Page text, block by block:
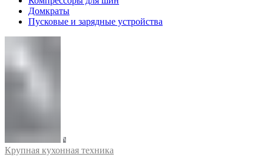
Домкраты
Пусковые и зарядные устройства
Крупная кухонная техника